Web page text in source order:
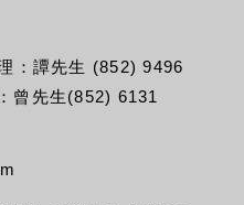
：譚先生 (852) 9496
曾先生(852) 6131